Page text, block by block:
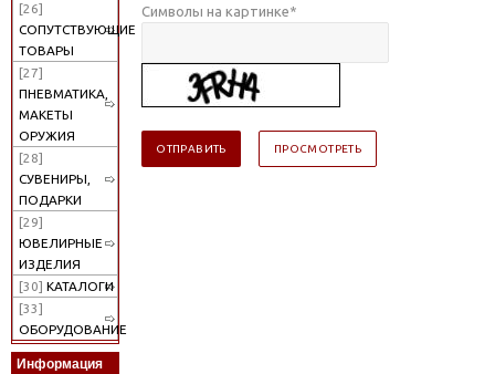
[26]
СОПУТСТВУЮЩИЕ
ТОВАРЫ
[27]
ПНЕВМАТИКА,
МАКЕТЫ
ОРУЖИЯ
[28]
СУВЕНИРЫ,
ПОДАРКИ
[29]
ЮВЕЛИРНЫЕ
ИЗДЕЛИЯ
[30] КАТАЛОГИ
[33]
ОБОРУДОВАНИЕ
Информация
Символы на картинке*